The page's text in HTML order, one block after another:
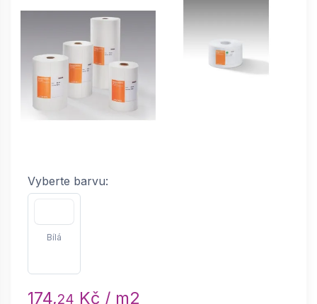
Vyberte barvu:
Bílá
174,24 Kč / m2